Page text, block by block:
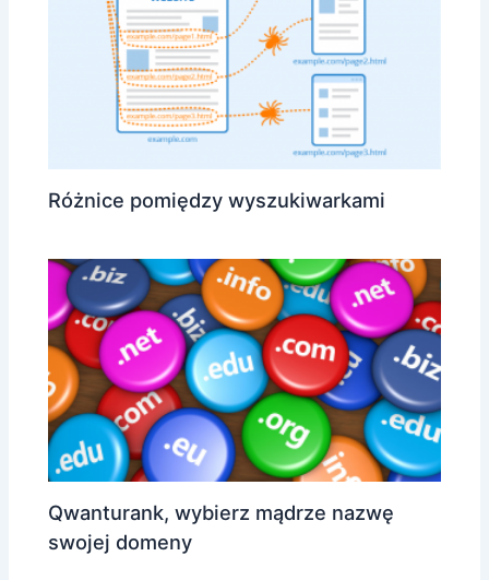
Różnice pomiędzy wyszukiwarkami
Qwanturank, wybierz mądrze nazwę
swojej domeny